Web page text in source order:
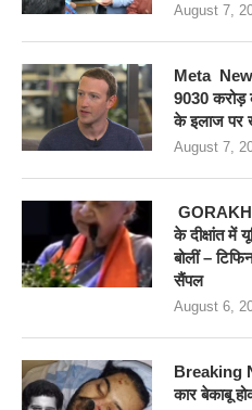
August 7,
Meta
9030 करोड़
के इलाज पर
August 7,
के दीक्षांत में
बोलीं –
सैंपल
August 6,
Breaking
कार बेकाबू